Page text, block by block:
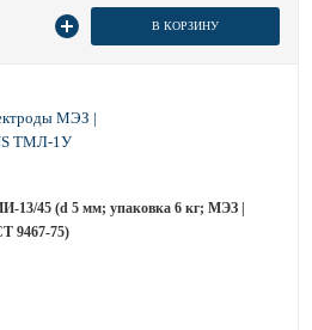
В КОРЗИНУ
13/45 (d 5 мм; упаковка 6 кг; МЭЗ |
9467-75)